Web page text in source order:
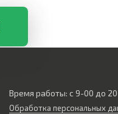
Время работы: с 9-00 до
Обработка персональных